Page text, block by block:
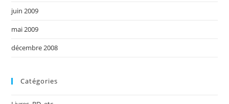
juin 2009
mai 2009
décembre 2008
Catégories